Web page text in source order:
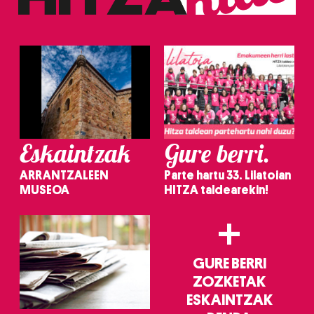
Eskaintzak
ARRANTZALEEN
MUSEOA
Gure berri.
Parte hartu 33. Lilatoian
HITZA taldearekin!
+
GURE BERRI
ZOZKETAK
ESKAINTZAK